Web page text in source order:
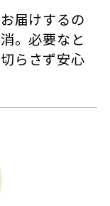
届けするの
。必要なと
らさず安心